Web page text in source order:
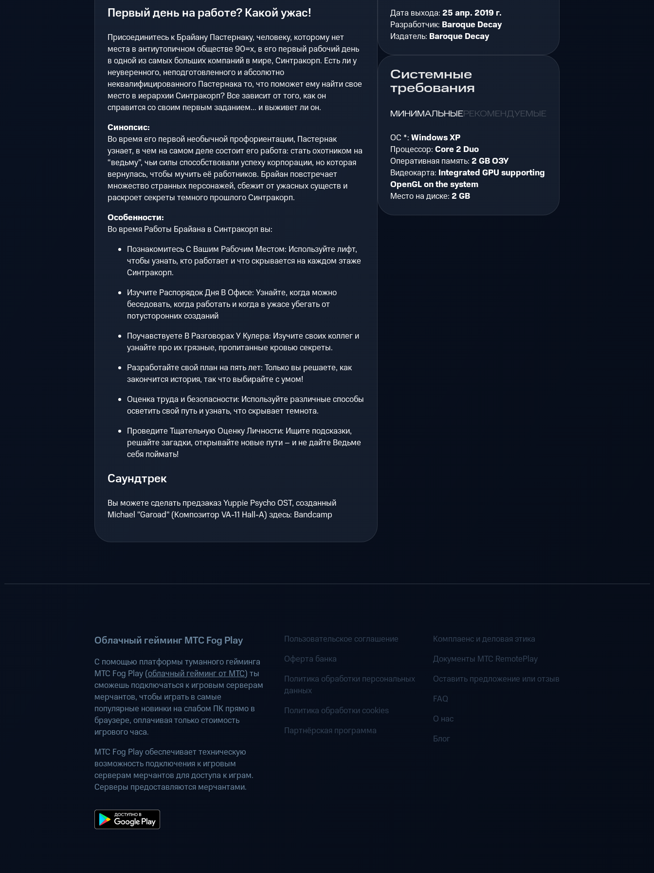
Первый день на работе? Какой ужас!
Присоединитесь к Брайану Пастернаку, человеку, которому нет
места в антиутопичном обществе 90=х, в его первый рабочий день
в одной из самых больших компаний в мире, Синтракорп. Есть ли у
неуверенного, неподготовленного и абсолютно
неквалифицированного Пастернака то, что поможет ему найти свое
место в иерархии Синтракорп? Все зависит от того, как он
справится со своим первым заданием... и выживет ли он.
Синопсис:
Во время его первой необычной профориентации, Пастернак
узнает, в чем на самом деле состоит его работа: стать охотником на
“ведьму”, чьи силы способствовали успеху корпорации, но которая
вернулась, чтобы мучить её работников. Брайан повстречает
множество странных персонажей, сбежит от ужасных существ и
раскроет секреты темного прошлого Синтракорп.
Особенности:
Во время Работы Брайана в Синтракорп вы:
Познакомитесь С Вашим Рабочим Местом: Используйте лифт,
чтобы узнать, кто работает и что скрывается на каждом этаже
Синтракорп.
Изучите Распорядок Дня В Офисе: Узнайте, когда можно
беседовать, когда работать и когда в ужасе убегать от
потусторонних созданий
Поучавствуете В Разговорах У Кулера: Изучите своих коллег и
узнайте про их грязные, пропитанные кровью секреты.
Разработайте свой план на пять лет: Только вы решаете, как
закончится история, так что выбирайте с умом!
Оценка труда и безопасности: Используйте различные способы
осветить свой путь и узнать, что скрывает темнота.
Проведите Тщательную Оценку Личности: Ищите подсказки,
решайте загадки, открывайте новые пути – и не дайте Ведьме
себя поймать!
Саундтрек
Вы можете сделать предзаказ Yuppie Psycho OST, созданный
Michael "Garoad" (Композитор VA-11 Hall-A) здесь: Bandcamp
Дата выхода:25 апр. 2019 г.
Разработчик: Baroque Decay
Издатель: Baroque Decay
Системные
требования
МИНИМАЛЬНЫЕРЕКОМЕНДУЕМЫЕ
ОС *:Windows XP
Процессор:Core 2 Duo
Оперативная память:2 GB ОЗУ
Видеокарта: Integrated GPU supporting
OpenGL on the system
Место на диске:2 GB
Облачный гейминг МТС Fog Play
С помощью платформы туманного гейминга
МТС Fog Play (облачный гейминг от МТС) ты
сможешь подключаться к игровым серверам
мерчантов, чтобы играть в самые
популярные новинки на слабом ПК прямо в
браузере, оплачивая только стоимость
игрового часа.
МТС Fog Play обеспечивает техническую
возможность подключения к игровым
серверам мерчантов для доступа к играм.
Серверы предоставляются мерчантами.
Пользовательское соглашение
Оферта банка
Политика обработки персональных
данных
Политика обработки cookies
Партнёрская программа
Комплаенс и деловая этика
Документы MTC RemotePlay
Оставить предложение или отзыв
FAQ
О нас
Блог